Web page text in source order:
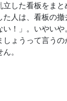
立した看板をま
た人は、看板の
い！」。いやい
しょうって言う
。